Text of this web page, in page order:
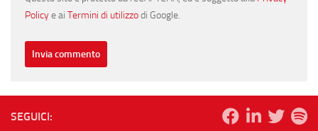
Policye ai Termini di utilizzodi Google.
SEGUICI: